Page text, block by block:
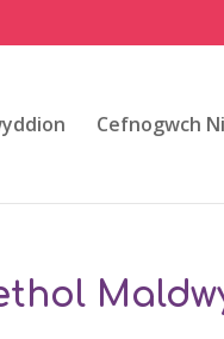
Cefnogwch Ni